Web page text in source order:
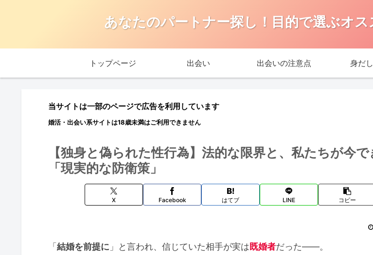
あなたのパートナー探し！目的で選ぶオ
トップページ 出会い 出会いの注意点 身だ
当サイトは一部のページで広告を利用しています
婚活・出会い系サイトは18歳未満はご利用できません
【独身と偽られた性行為】法的な限界と、私たちが今で
「現実的な防衛策」
X Facebook はてブ LINE コピー
「 結婚を前提に 」と言われ、信じていた相手が実は既婚者だった――。